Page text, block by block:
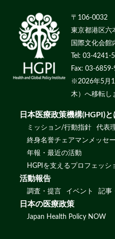
〒106-0032
東京都港区六
国際文化会館
Tel: 03-4241-
Fax: 03-
※2026年5月1
木）へ移転し
日本医療政策機構(HGPI)と
ミッション/行動指針
代表
終身名誉チェアマンメッセ
年報・最近の活動
HGPIを支えるプロフェッシ
活動報告
調査・提言 イベント 記事
日本の医療政策
Japan Health Policy NOW